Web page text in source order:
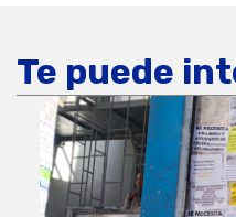
Te puede